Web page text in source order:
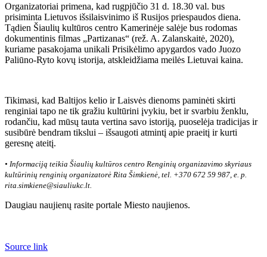
Organizatoriai primena, kad rugpjūčio 31 d. 18.30 val. bus
prisiminta Lietuvos išsilaisvinimo iš Rusijos priespaudos diena.
Tądien Šiaulių kultūros centro Kamerinėje salėje bus rodomas
dokumentinis filmas „Partizanas“ (rež. A. Zalanskaitė, 2020),
kuriame pasakojama unikali Prisikėlimo apygardos vado Juozo
Paliūno-Ryto kovų istorija, atskleidžiama meilės Lietuvai kaina.
Tikimasi, kad Baltijos kelio ir Laisvės dienoms paminėti skirti
renginiai tapo ne tik gražiu kultūrini įvykiu, bet ir svarbiu ženklu,
rodančiu, kad mūsų tauta vertina savo istoriją, puoselėja tradicijas ir
susibūrė bendram tikslui – išsaugoti atmintį apie praeitį ir kurti
geresnę ateitį.
• Informaciją teikia Šiaulių kultūros centro Renginių organizavimo skyriaus
kultūrinių renginių organizatorė Rita Šimkienė, tel. +370 672 59 987, e. p.
rita.simkiene@siauliukc.lt.
Daugiau naujienų rasite portale Miesto naujienos.
Source link